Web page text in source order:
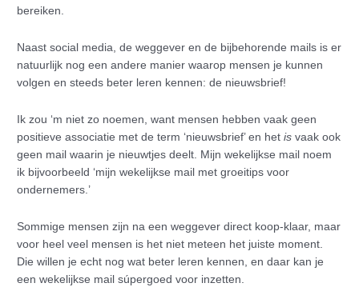
bereiken.
Naast social media, de weggever en de bijbehorende mails is er
natuurlijk nog een andere manier waarop mensen je kunnen
volgen en steeds beter leren kennen: de nieuwsbrief!
Ik zou ‘m niet zo noemen, want mensen hebben vaak geen
positieve associatie met de term ‘nieuwsbrief’ en het isvaak ook
geen mail waarin je nieuwtjes deelt. Mijn wekelijkse mail noem
ik bijvoorbeeld ‘mijn wekelijkse mail met groeitips voor
ondernemers.’
Sommige mensen zijn na een weggever direct koop-klaar, maar
voor heel veel mensen is het niet meteen het juiste moment.
Die willen je echt nog wat beter leren kennen, en daar kan je
een wekelijkse mail súpergoed voor inzetten.